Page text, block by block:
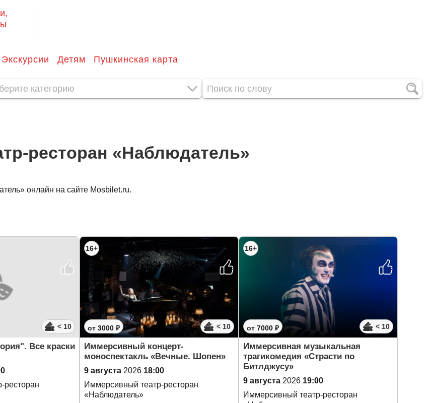
Экскурсии Детям Пушкинская карта
категорию
ресторан «Наблюдатель»
онлайн на сайте Mosbilet.ru.
< 10
Все краски
ресторан
16+
от 3000 ₽ < 10
Иммерсивный концерт-
моноспектакль «Вечные. Шопен»
9 августа 2026 18:00
Иммерсивный театр-ресторан
«Наблюдатель»
16+
от 7000 ₽ < 10
Иммерсивная музыкальная
трагикомедия «Страсти по
Битлджусу»
9 августа 2026 19:00
Иммерсивный театр-ресторан